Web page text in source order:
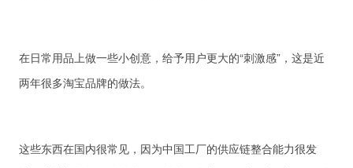
在日常用品上做一些小创意，给予用户更大的“刺激感”，这是近
两年很多淘宝品牌的做法。
这些东西在国内很常见，因为中国工厂的供应链整合能力很发